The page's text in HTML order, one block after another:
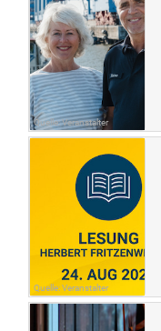
Quelle: Veranstalter
Quelle: Veranstalter